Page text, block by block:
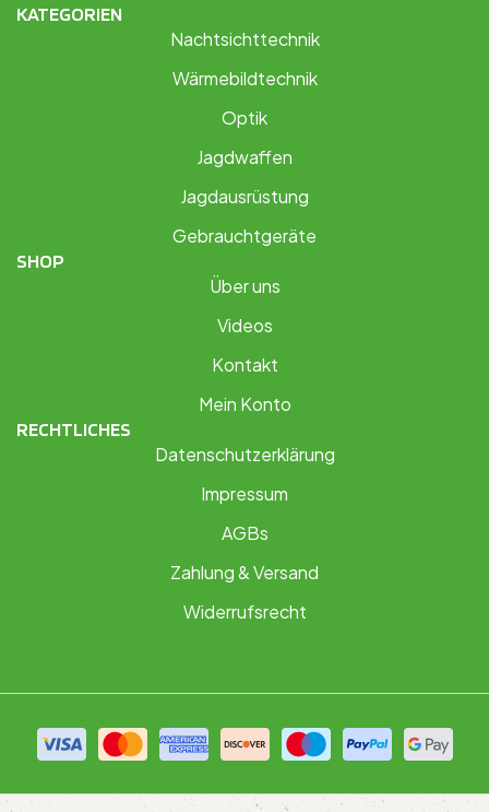
KATEGORIEN
Nachtsichttechnik
Wärmebildtechnik
Optik
Jagdwaffen
Jagdausrüstung
Gebrauchtgeräte
SHOP
Über uns
Videos
Kontakt
Mein Konto
RECHTLICHES
Datenschutzerklärung
Impressum
AGBs
Zahlung & Versand
Widerrufsrecht